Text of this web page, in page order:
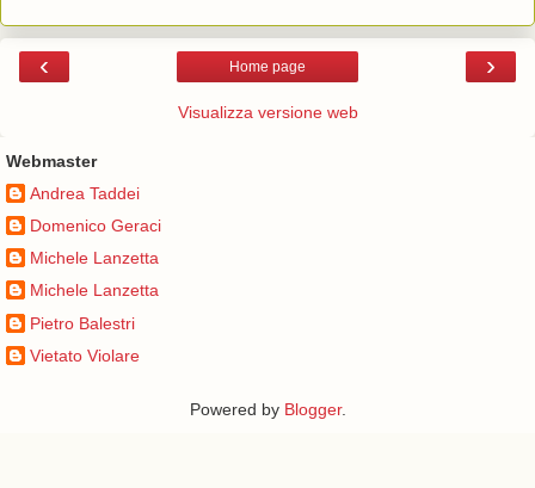
‹ ›
Home page
Visualizza versione web
Webmaster
Andrea Taddei
Domenico Geraci
Michele Lanzetta
Michele Lanzetta
Pietro Balestri
Vietato Violare
Powered by Blogger.